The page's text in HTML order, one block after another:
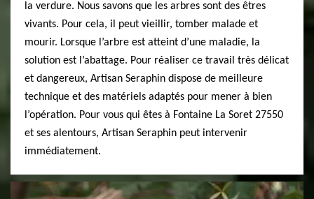
la verdure. Nous savons que les arbres sont des êtres
vivants. Pour cela, il peut vieillir, tomber malade et
mourir. Lorsque l’arbre est atteint d’une maladie, la
solution est l’abattage. Pour réaliser ce travail très délicat
et dangereux, Artisan Seraphin dispose de meilleure
technique et des matériels adaptés pour mener à bien
l’opération. Pour vous qui êtes à Fontaine La Soret 27550
et ses alentours, Artisan Seraphin peut intervenir
immédiatement.